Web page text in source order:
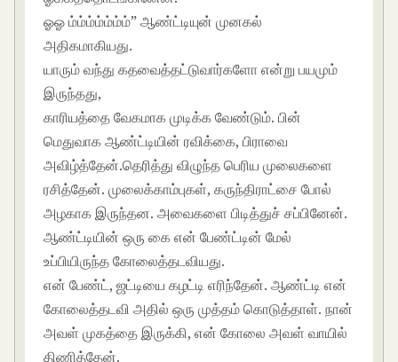
ஓஓ ம்ம்ம்ம்ம்ம்ம்” ஆண்ட்டியுன் முனகல்
அதிகமாகியது.
யாரும் வந்து கதவைத்தட்டுவார்களோ என்று பயமும்
இருந்தது,
காரியத்தை வேகமாக முடிக்க வேண்டும். பின்
மெதுவாக ஆண்ட்டியின் ரவிக்கை, பிராவை
அவிழ்த்தேன்.தெரித்து விழுந்த பெரிய முலைகளை
ரசித்தேன். முலைக்காம்புகள், கருந்திராட்சை போல்
அழகாக இருந்தன. அவைகளை பிடித்துச் சப்பினேன்.
ஆண்ட்டியின் ஒரு கை என் பேண்ட்டின் மேல்
உப்பியிருந்த கோலைத்தடவியது.
என் பேண்ட், ஜட்டியை கழட்டி எரிந்தேன். ஆண்ட்டி என்
கோலைத்தடவி அதில் ஒரு முத்தம் கொடுத்தாள். நான்
அவள் முகத்தை இருக்கி, என் கோலை அவள் வாயில்
திணித்தேன்.